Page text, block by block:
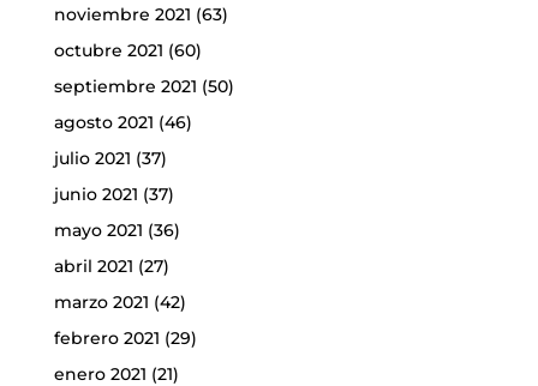
noviembre 2021 (63)
octubre 2021 (60)
septiembre 2021 (50)
agosto 2021 (46)
julio 2021 (37)
junio 2021 (37)
mayo 2021 (36)
abril 2021 (27)
marzo 2021 (42)
febrero 2021 (29)
enero 2021 (21)